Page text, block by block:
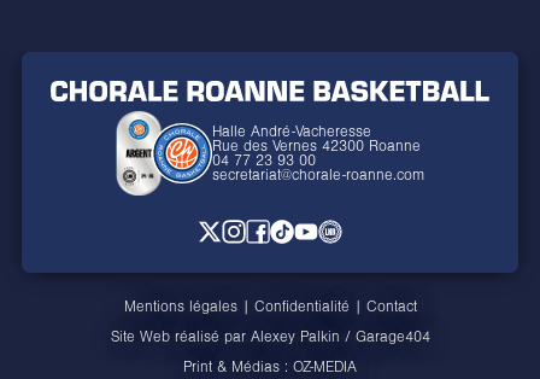
Halle André-Vacheresse
Rue des Vernes 42300 Roanne
04 77 23 93 00
secretariat@chorale-roanne.com
Mentions légales| Confidentialité | Contact
Site Web réalisé par Alexey Palkin / Garage404
Print & Médias : OZ-MEDIA